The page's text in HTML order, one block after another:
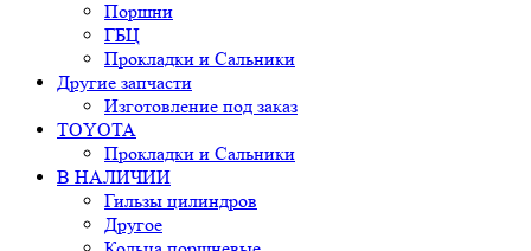
Поршни
ГБЦ
Прокладки и Сальники
Другие запчасти
Изготовление под заказ
TOYOTA
Прокладки и Сальники
В НАЛИЧИИ
Гильзы цилиндров
Другое